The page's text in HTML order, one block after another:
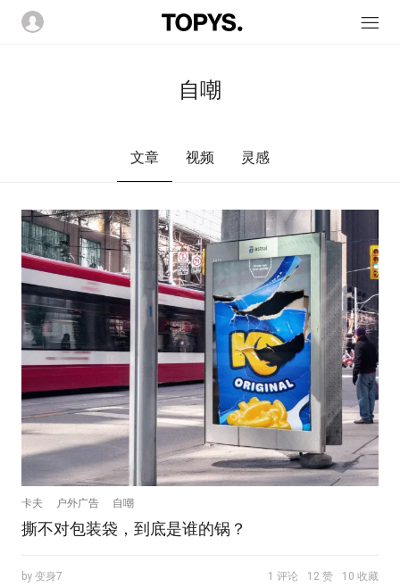
自嘲
文章 视频 灵感
卡夫 户外广告 自嘲
撕不对包装袋，到底是谁的锅？
by 变身7 1 评论 12 赞 10 收藏